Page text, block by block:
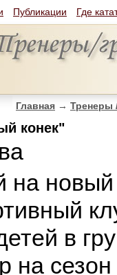
Публикации Где
Главная → Тренеры
конек"
на новый
в
на